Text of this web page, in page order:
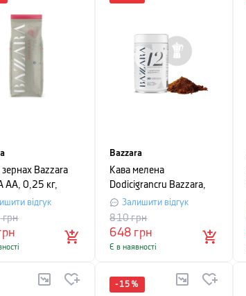
зернах Bazzara
AA, 0,25 кг,
пакет,
відгук
грн
Bazzara
Кава мелена
Dodicigrancru Bazzara,
250 гр, в банці, білий
Залишити відгук
648 грн
810грн
Є в наявності
-15 %